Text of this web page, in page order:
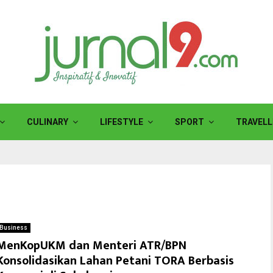
CULINARY LIFESTYLE SPORT
Business
dan Menteri ATR/BPN
Lahan Petani TORA Berbasis